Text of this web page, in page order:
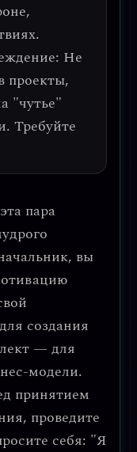
: Не
проекты,
"чутье"
Требуйте
пара
вы
создания
— для
модели.
принятием
проведите
себя: "Я